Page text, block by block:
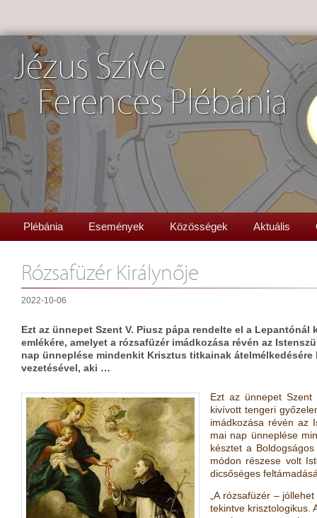
Jézus Szíve
Ferences Plébánia
Plébánia Események Közösségek Aktuális
Rózsafüzér Királynője
2022-10-06
Ezt az ünnepet Szent V. Piusz pápa rendelte el a
emlékére, amelyet a rózsafüzér imádkozása révén az
nap ünneplése mindenkit Krisztus titkainak átelmélkedésére
vezetésével, aki …
Ezt az ünnepet
kivívott tengeri
imádkozása révén az
mai nap ünneplése
késztet a
módon részese volt
dicsőséges
„A rózsafüzér –
tekintve krisztologikus.